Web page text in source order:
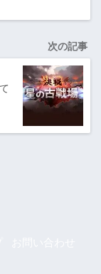
次の記事